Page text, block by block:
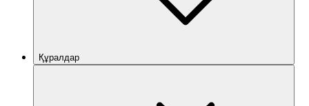
Құралдар